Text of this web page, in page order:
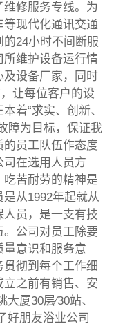
修服务专线。为
现代化通讯交通
24小时不间断服
所维护设备运行情
及设备厂家，同时
让每位客户的设
着“求实、创新、
障为目标，保证我
员工队伍作态度
在选用人员方
苦耐劳的精神是
从1992年起就从
员，是一支有技
公司对员工除要
意识和服务意
彻到每个工作细
之前有销售、安
厦30层∕30站、
好朋友浴业公司